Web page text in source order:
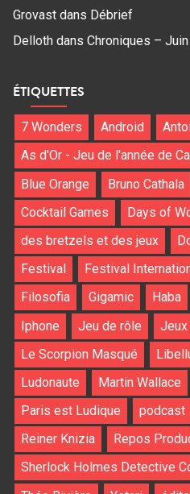
Grovast dans Débrief
Delloth dans Chroniques –
ÉTIQUETTES
7 Wonders Android
As d'Or - Jeu de l'année de
Blue Orange
Bruno Cathala
Cocktail Games
Days of
des bretzels et des jeux
Festival
Festival
Filosofia
Gigamic Haba
Iphone
Jeu de rôle
Le Scorpion Masqué
Ludonaute
Martin Wallace
Paris est Ludique
podcast
Reiner Knizia
Repos
Sherlock Holmes Detective